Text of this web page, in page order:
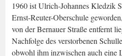
1960 ist Ulrich-Johannes Kledzik
Ernst-Reuter-Oberschule
von der Bernauer Straße entfernt
Nachfolge des verstorbenen
obwohl ihm inzwischen auch eine